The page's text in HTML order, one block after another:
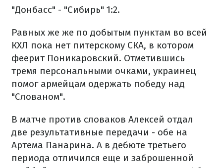
"Донбасс" - "Сибирь" 1:2.
Равных же же по добытым пунктам во всей
КХЛ пока нет питерскому СКА, в котором
феерит Поникаровский. Отметившись
тремя персональными очками, украинец
помог армейцам одержать победу над
"Слованом".
В матче против словаков Алексей отдал
две результативные передачи - обе на
Артема Панарина. А в дебюте третьего
периода отличился еще и заброшенной